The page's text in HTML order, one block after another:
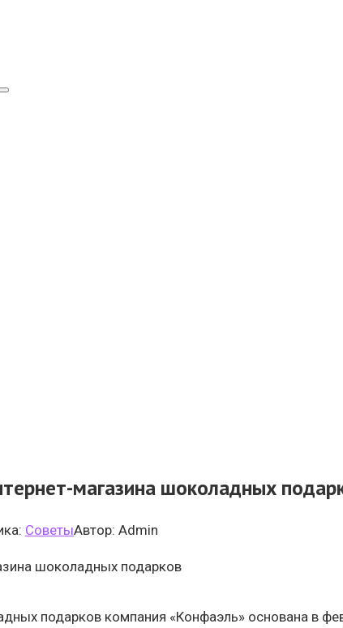
магазина шоколадных
CоветыАвтор: Admin
подарков компания «Конфаэль» основана в